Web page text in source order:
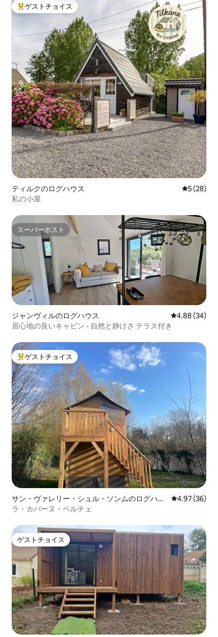
大好評のゲストチョイスです。
ゲストチョイス
ティルクのログハウス レビュー
5 (28)
私の小屋
スーパーホスト
スーパーホスト
ジャンヴィルのログハウス レビュー34
4.88 (34)
居心地の良いキャビン - 自然と静けさ テラス付き
大好評のゲストチョイスです。
ゲストチョイス
サン・ヴァレリー・シュル・ソンムのログハウ
ス
レビュー36
4.97 (36)
ラ・カバーヌ・ペルチェ
ゲストチョイス
ゲストチョイス